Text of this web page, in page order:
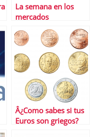
La semana en los
mercados
Â¿Como sabes si tus
Euros son griegos?